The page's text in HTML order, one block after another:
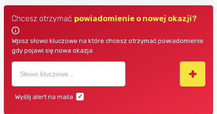
Chcesz otrzymać powiadomienie o nowej okazji?
Wpisz słowo kluczowe na które chcesz otrzymać powiadomienie
gdy pojawi się nowa okazja:
Wyślij alert na maila